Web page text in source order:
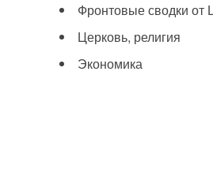
Фронтовые сводки от
Церковь, религия
Экономика